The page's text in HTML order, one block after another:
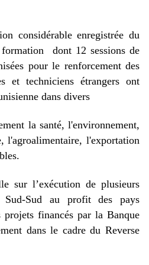
considérable enregistrée du
formation dont 12 sessions de
pour le renforcement des
et techniciens étrangers ont
dans divers
la santé, l'environnement,
l'agroalimentaire, l'exportation
sur l’exécution de plusieurs
Sud-Sud au profit des pays
projets financés par la Banque
dans le cadre du Reverse